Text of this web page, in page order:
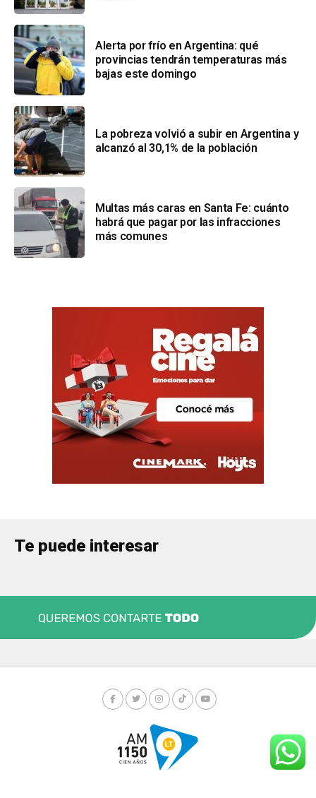
Alerta por frío en Argentina: qué
provincias tendrán temperaturas más
bajas este domingo
La pobreza volvió a subir en Argentina y
alcanzó al 30,1% de la población
Multas más caras en Santa Fe: cuánto
habrá que pagar por las infracciones
más comunes
Te puede interesar